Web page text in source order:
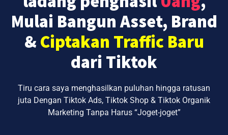
Mulai Bangun Asset, Brand
& Ciptakan Traffic Baru
dari Tiktok
Tiru cara saya menghasilkan puluhan hingga ratusan
juta Dengan Tiktok Ads, Tiktok Shop & Tiktok Organik
Marketing Tanpa Harus “Joget-joget”